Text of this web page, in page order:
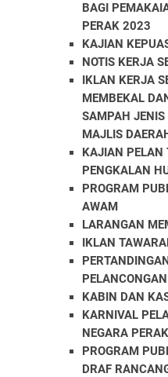
BAGI
PERAK 2023
KAJIAN
NOTIS KERJA
IKLAN KERJA
MEMBEKAL
SAMPAH JENIS
MAJLIS
KAJIAN PELAN
PENGKALAN
PROGRAM
AWAM
LARANGAN
IKLAN
KABIN DAN
KARNIVAL
NEGARA
PROGRAM
DRAF